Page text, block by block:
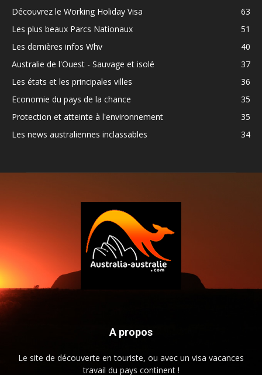
Découvrez le Working Holiday Visa
63
Les plus beaux Parcs Nationaux
51
Les dernières infos Whv
40
Australie de l'Ouest - Sauvage et isolé
37
Les états et les principales villes
36
Economie du pays de la chance
35
Protection et atteinte à l'environnement
35
Les news australiennes inclassables
34
A propos
Le site de découverte en touriste, ou avec un visa vacances
travail du pays continent !